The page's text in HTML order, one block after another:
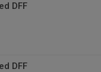
DFF
DFF